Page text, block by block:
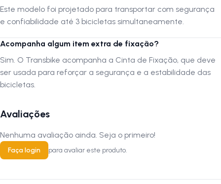
deve ser usada para reforçar a segurança e a estabilidade das
bicicletas. Siga-nos no Instagram: @lojanapista Assista nosso canal
Este modelo foi projetado para transportar com segurança
e confiabilidade até 3 bicicletas simultaneamente.
Acompanha algum item extra de fixação?
Sim. O Transbike acompanha a Cinta de Fixação, que deve
ser usada para reforçar a segurança e a estabilidade das
bicicletas.
Avaliações
Nenhuma avaliação ainda. Seja o primeiro!
Faça login para avaliar este produto.